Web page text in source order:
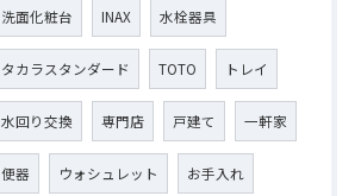
洗面化粧台 INAX 水栓器具
タカラスタンダード TOTO トレイ
水回り交換 専門店 戸建て 一軒家
便器 ウォシュレット お手入れ